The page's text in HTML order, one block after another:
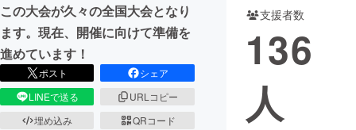
この大会が久々の全国大会となり
ます。現在、開催に向けて準備を
進めています！
ポスト
シェア
LINEで送る
URLコピー
埋め込み
QRコード
支援者数
136
人